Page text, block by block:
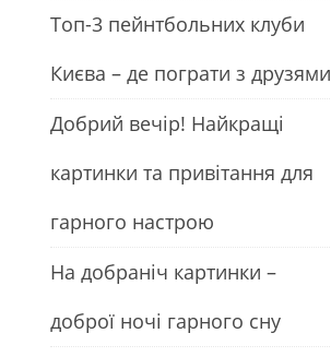
Топ-3 пейнтбольних клуби
Києва – де пограти з друзями
Добрий вечір! Найкращі
картинки та привітання для
гарного настрою
На добраніч картинки –
доброї ночі гарного сну